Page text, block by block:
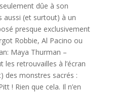
dûe à son
aussi (et surtout) à un
presque exclusivement
Robbie, Al Pacino ou
Maya Thurman –
les retrouvailles à l’écran
des monstres sacrés :
! Rien que cela. Il n’en